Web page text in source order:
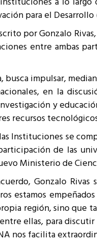
para el
por Gonzalo
entre ambas
busca impulsar,
en la
y
recursos
Instituciones se
de las
Ministerio de
Gonzalo
estamos
región, sino que
ellas, para
nos facilita